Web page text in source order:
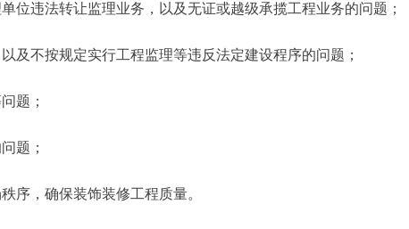
违法转让监理业务，以及无证或越级承揽工程业务的问题；
不按规定实行工程监理等违反法定建设程序的问题；
题；
题；
，确保装饰装修工程质量。